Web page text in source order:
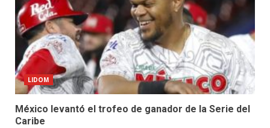
LIDOM
México levantó el trofeo de ganador de la Serie del
Caribe